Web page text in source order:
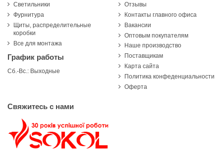
Светильники
Фурнитура
Щиты, распределительные
коробки
Все для монтажа
График работы
Сб.-Вс.: Выходные
Отзывы
Контакты главного офиса
Вакансии
Оптовым покупателям
Наше производство
Поставщикам
Карта сайта
Политика конфеденциальности
Оферта
Свяжитесь с нами